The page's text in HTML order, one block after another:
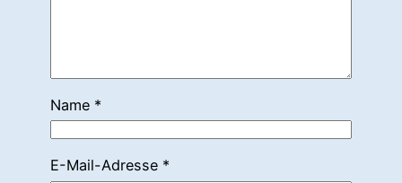
Name *
E-Mail-Adresse *